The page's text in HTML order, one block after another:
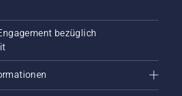
bezüglich